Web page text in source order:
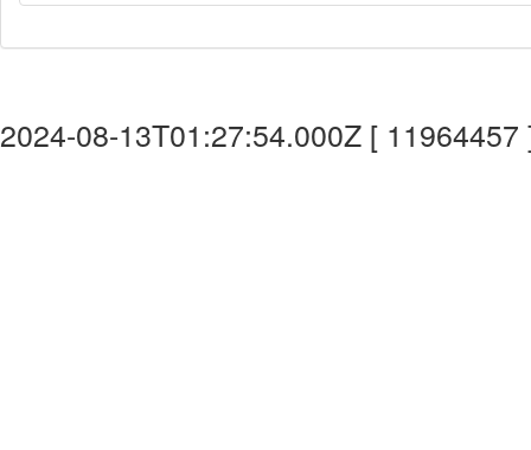
2024-08-13T01:27:54.000Z [ 11964457